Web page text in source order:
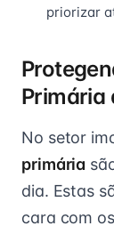
priorizar
Primária
No setor
primária
dia. Estas
cara com